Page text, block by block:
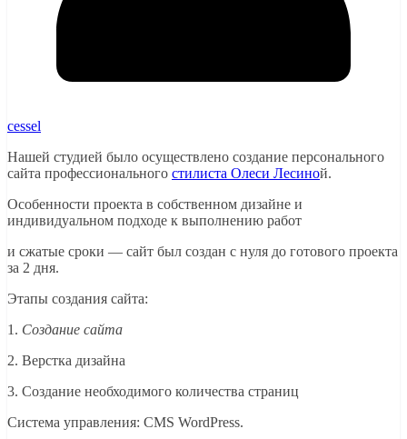
cessel
Нашей студией было осуществлено создание персонального
сайта профессионального стилиста Олеси Лесиной.
Особенности проекта в собственном дизайне и
индивидуальном подходе к выполнению работ
и сжатые сроки — сайт был создан с нуля до готового проекта
за 2 дня.
Этапы создания сайта:
1. Создание сайта
2. Верстка дизайна
3. Создание необходимого количества страниц
Система управления: CMS WordPress.